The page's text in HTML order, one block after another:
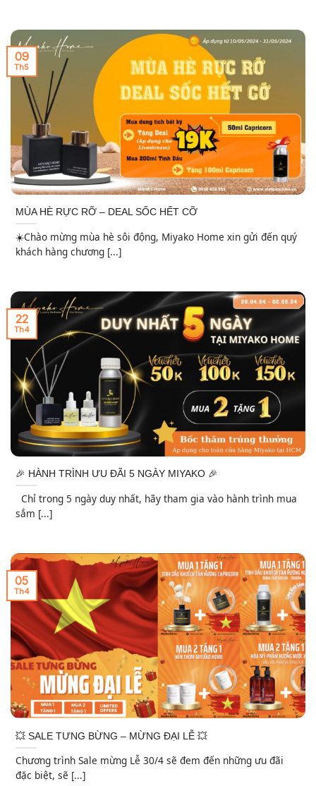
MÙA HÈ RỰC RỠ – DEAL SỐC HẾT CỠ
☀️Chào mừng mùa hè sôi động, Miyako Home xin gửi đến quý
khách hàng chương [...]
09
Th5
🎉 HÀNH TRÌNH ƯU ĐÃI 5 NGÀY MIYAKO 🎉
Chỉ trong 5 ngày duy nhất, hãy tham gia vào hành trình mua
sắm [...]
22
Th4
💥 SALE TƯNG BỪNG – MỪNG ĐẠI LỄ 💥
Chương trình Sale mừng Lễ 30/4 sẽ đem đến những ưu đãi
đặc biệt, sẽ [...]
05
Th4